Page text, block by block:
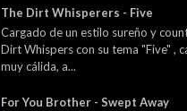
The Dirt Whisperers - Five
Cargado de un estilo sureño y
Dirt Whispers con su tema "Five" ,
muy cálida, a...
For You Brother - Swept Away